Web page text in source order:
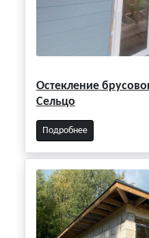
Остекление
Сельцо
Подробнее